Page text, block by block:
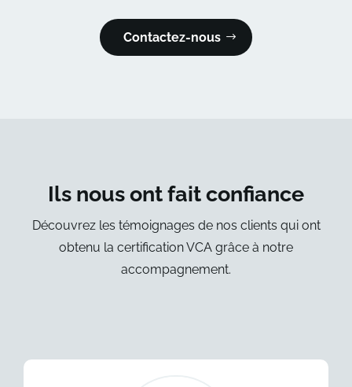
Contactez-nous
Ils nous ont fait confiance
Découvrez les témoignages de nos clients qui ont
obtenu la certification VCA grâce à notre
accompagnement.